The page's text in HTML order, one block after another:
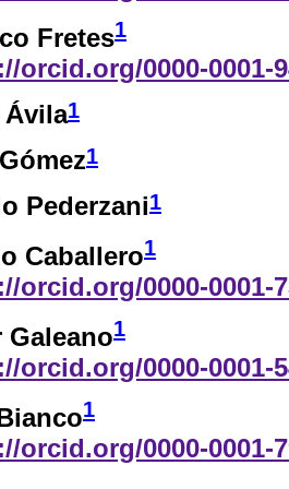
Fretes1
orcid.org/0000-0001-
Ávila1
1
Pederzani1
Caballero1
orcid.org/0000-0001-
Galeano1
orcid.org/0000-0001-
1
orcid.org/0000-0001-